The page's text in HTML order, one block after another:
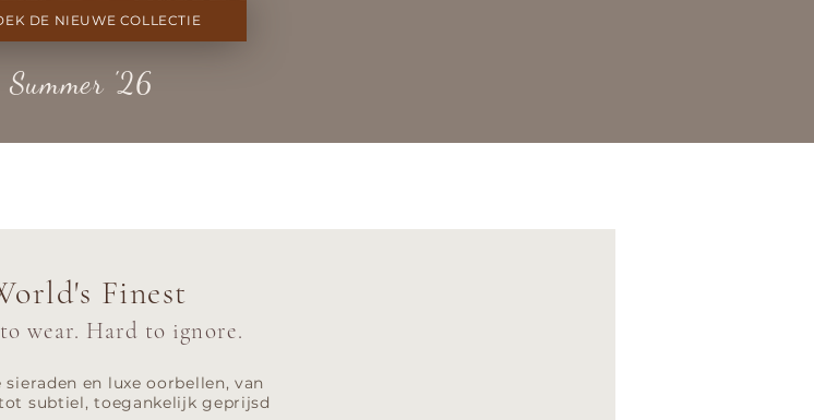
DE NIEUWE COLLECTIE
Summer '26
Finest
to wear. Hard to ignore.
sieraden en luxe oorbellen, van
subtiel, toegankelijk geprijsd